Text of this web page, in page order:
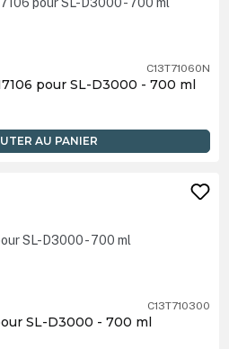
C13T71060N
pour SL-D3000 - 700 ml
AU PANIER
C13T710300
SL-D3000 - 700 ml